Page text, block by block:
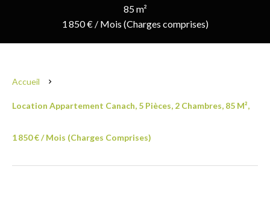
85 m²
1 850 € / Mois (Charges comprises)
Accueil
Location Appartement Canach, 5 Pièces, 2 Chambres, 85 M²,
1 850 € / Mois (Charges Comprises)